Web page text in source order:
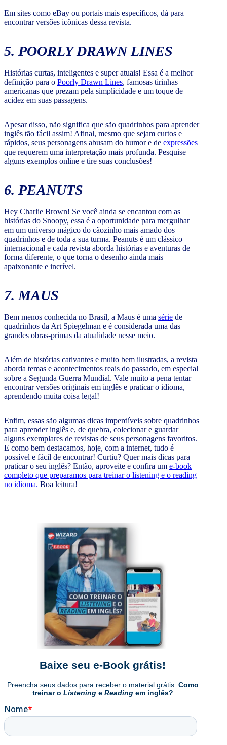
Em sites como eBay ou portais mais específicos, dá para
encontrar versões icônicas dessa revista.
5. POORLY DRAWN LINES
Histórias curtas, inteligentes e super atuais! Essa é a melhor
definição para o Poorly Drawn Lines, famosas tirinhas
americanas que prezam pela simplicidade e um toque de
acidez em suas passagens.
Apesar disso, não significa que são quadrinhos para aprender
inglês tão fácil assim! Afinal, mesmo que sejam curtos e
rápidos, seus personagens abusam do humor e de expressões
que requerem uma interpretação mais profunda. Pesquise
alguns exemplos online e tire suas conclusões!
6. PEANUTS
Hey Charlie Brown! Se você ainda se encantou com as
histórias do Snoopy, essa é a oportunidade para mergulhar
em um universo mágico do cãozinho mais amado dos
quadrinhos e de toda a sua turma. Peanuts é um clássico
internacional e cada revista aborda histórias e aventuras de
forma diferente, o que torna o desenho ainda mais
apaixonante e incrível.
7. MAUS
Bem menos conhecida no Brasil, a Maus é uma série de
quadrinhos da Art Spiegelman e é considerada uma das
grandes obras-primas da atualidade nesse meio.
Além de histórias cativantes e muito bem ilustradas, a revista
aborda temas e acontecimentos reais do passado, em especial
sobre a Segunda Guerra Mundial. Vale muito a pena tentar
encontrar versões originais em inglês e praticar o idioma,
aprendendo muita coisa legal!
Enfim, essas são algumas dicas imperdíveis sobre quadrinhos
para aprender inglês e, de quebra, colecionar e guardar
alguns exemplares de revistas de seus personagens favoritos.
E como bem destacamos, hoje, com a internet, tudo é
possível e fácil de encontrar! Curtiu? Quer mais dicas para
praticar o seu inglês? Então, aproveite e confira um e-book
completo que preparamos para treinar o listening e o reading
no idioma. Boa leitura!